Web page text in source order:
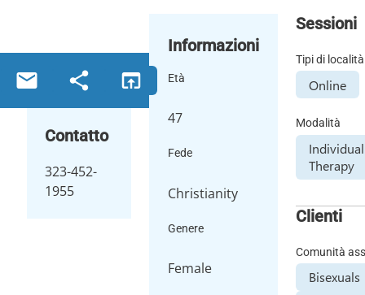
email share open_in_browser
Contatto
323-452-
1955
Informazioni
Età
47
Fede
Christianity
Genere
Female
Sessioni
Tipi di località
Online
Modalità
Individual
Therapy
Clienti
Comunità
Bisexuals